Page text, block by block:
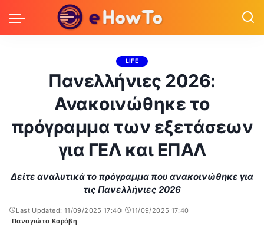
LIFE
Πανελλήνιες 2026:
Ανακοινώθηκε το
πρόγραμμα των εξετάσεων
για ΓΕΛ και ΕΠΑΛ
Δείτε αναλυτικά το πρόγραμμα που ανακοινώθηκε για
τις Πανελλήνιες 2026
Last Updated: 11/09/2025 17:40
11/09/2025 17:40
Posted
Παναγιώτα Καράβη